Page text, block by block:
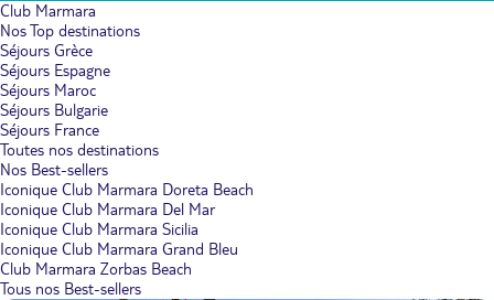
Club Marmara
Nos Top destinations
Séjours Grèce
Séjours Espagne
Séjours Maroc
Séjours Bulgarie
Séjours France
Toutes nos destinations
Nos Best-sellers
Iconique Club Marmara Doreta Beach
Iconique Club Marmara Del Mar
Iconique Club Marmara Sicilia
Iconique Club Marmara Grand Bleu
Club Marmara Zorbas Beach
Tous nos Best-sellers